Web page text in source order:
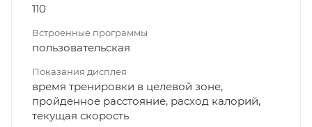
110
Встроенные программы
пользовательская
Показания дисплея
время тренировки в целевой зоне,
пройденное расстояние, расход калорий,
текущая скорость